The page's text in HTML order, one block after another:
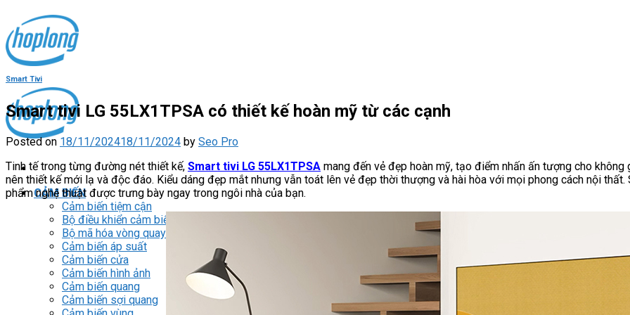
content
CẢM BIẾN
Cảm biến tiệm cận
Bộ điều khiển cảm biến
Bộ mã hóa vòng quay / Encoder
Cảm biến áp suất
Cảm biến cửa
Cảm biến hình ảnh
Cảm biến quang
Cảm biến sợi quang
Smart Tivi
Smart tivi LG 55LX1TPSA có thiết kế hoàn mỹ từ các cạnh
Posted on 18/11/202418/11/2024 by Seo Pro
Tinh tế trong từng đường nét thiết kế, Smart tivi LG 55LX1TPSA mang đến vẻ đẹp hoàn mỹ, tạo điểm nhấn ấn tượng cho
nên thiết kế mới lạ và độc đáo. Kiểu dáng đẹp mắt nhưng vẫn toát lên vẻ đẹp thời thượng và hài hòa với mọi phong cách nội
phẩm nghệ thuật được trưng bày ngay trong ngôi nhà của bạn.